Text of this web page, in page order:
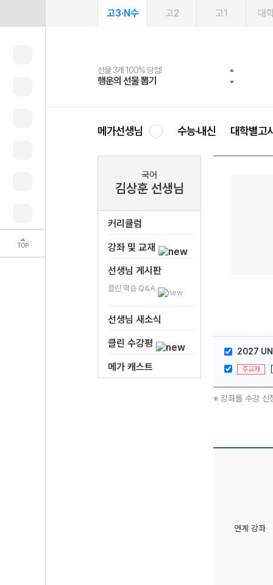
TOP
고3·N수 고2 고1 대
선물 3개 100% 당첨!
행운의 선물 뽑기
선물 100% 증정!
메가스터디 X 올리브
여름방학 스터디 캐시백
메가런 썸머스쿨
2027 러셀 단과
강사 공개선발
스마트러닝앱
설문 EVENT
메가패스
3일 무료 체험권
메가패스 수강생 무료혜택!
메가클럽 멤버십
사회공헌 캠페인
희망이룸 메가나눔
메가선생님 수능·내신 대학별고
국어
김상훈 선생님
커리큘럼
강좌 및 교재
선생님 게시판
클린 학습 Q&A
선생님 새소식
클린 수강평
메가 캐스트
2027
주교재
※ 강좌를 수강 신
연계 강좌